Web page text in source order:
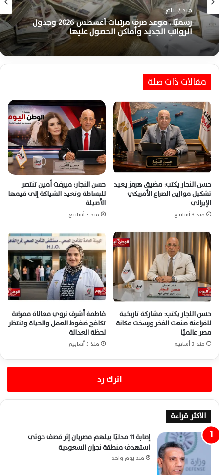
منذ 7 أيام
رسميًا.. موعد صرف مرتبات أغسطس 2026 وجدول
الرواتب الجديد وأماكن الحصول عليها
مقالات ذات صلة
حسن النجار يكتب: مضيق هرمز يعيد
تشكيل موازين الصراع الأمريكي
الإيراني
منذ 3 أسابيع
حسن النجار: ميرفت أمين تنتصر
للبساطة وتعيد الشياكة إلى قيمها
الأصيلة
منذ 3 أسابيع
حسن النجار يكتب: مشاركة تاريخية
للفراعنة صنعت الفخر ورسخت مكانة
مصر عالميًا
منذ 3 أسابيع
فاطمة أشرف تروي معاناة ممرضة
تكافح ضغوط العمل والحياة وتنتظر
لحظة العدالة
منذ 3 أسابيع
اترك رد
الاكثر قراءة
إصابة 11 مدنيًا بينهم مصريان إثر قصف حوثي
استهدف منطقة نجران السعودية
منذ يوم واحد